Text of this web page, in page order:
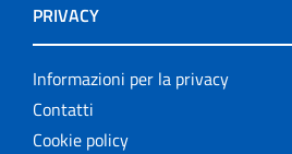
PRIVACY
Informazioni per la privacy
Contatti
Cookie policy